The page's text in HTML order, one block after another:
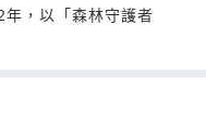
，以「森林守護者